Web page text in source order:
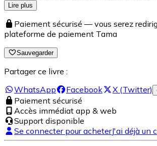
Lire plus
Paiement sécurisé — vous serez
plateforme de paiement Tama
Sauvegarder
Partager ce livre :
WhatsApp
Facebook X (Twitter)
Paiement sécurisé
Accès immédiat app & web
Support disponible
Se connecter pour acheterJ'ai déjà un